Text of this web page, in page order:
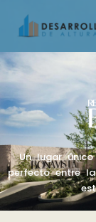
Un lugar
perfecto entre